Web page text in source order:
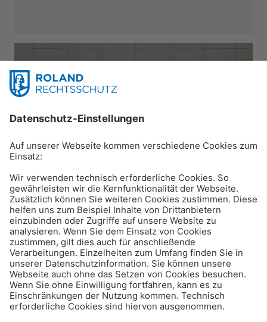
Leben & Freizeit
Kontosperrung: Was tun,
wenn das Bankkonto
gesperrt ist?